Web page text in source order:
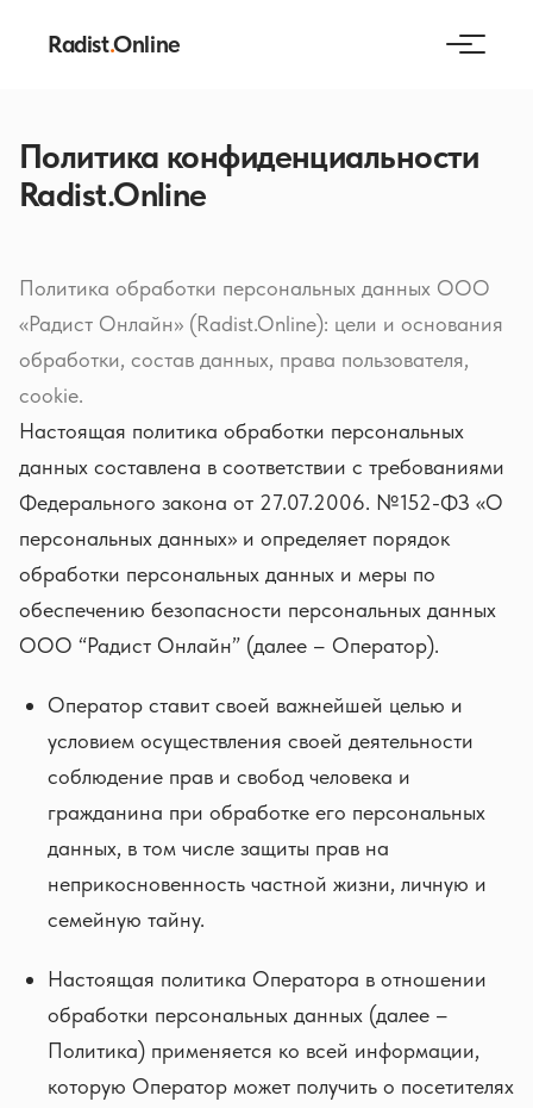
Radist.Online
Политика конфиденциальности
Radist.Online
Политика обработки персональных данных ООО
«Радист Онлайн» (Radist.Online): цели и основания
обработки, состав данных, права пользователя,
cookie.
Настоящая политика обработки персональных
данных составлена в соответствии с требованиями
Федерального закона от 27.07.2006. №152-ФЗ «О
персональных данных» и определяет порядок
обработки персональных данных и меры по
обеспечению безопасности персональных данных
ООО “Радист Онлайн” (далее – Оператор).
Оператор ставит своей важнейшей целью и
условием осуществления своей деятельности
соблюдение прав и свобод человека и
гражданина при обработке его персональных
данных, в том числе защиты прав на
неприкосновенность частной жизни, личную и
семейную тайну.
Настоящая политика Оператора в отношении
обработки персональных данных (далее –
Политика) применяется ко всей информации,
которую Оператор может получить о посетителях